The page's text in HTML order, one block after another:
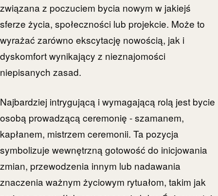
związana z poczuciem bycia nowym w jakiejś
sferze życia, społeczności lub projekcie. Może to
wyrażać zarówno ekscytację nowością, jak i
dyskomfort wynikający z nieznajomości
niepisanych zasad.
Najbardziej intrygującą i wymagającą rolą jest bycie
osobą prowadzącą ceremonię - szamanem,
kapłanem, mistrzem ceremonii. Ta pozycja
symbolizuje wewnętrzną gotowość do inicjowania
zmian, przewodzenia innym lub nadawania
znaczenia ważnym życiowym rytuałom, takim jak